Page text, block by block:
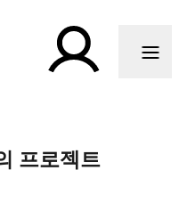
프로젝트